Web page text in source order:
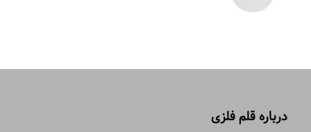
درباره قلم فلزی